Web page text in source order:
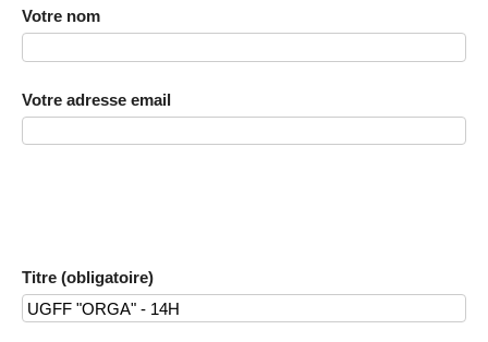
Votre nom
Votre adresse email
Titre (obligatoire)